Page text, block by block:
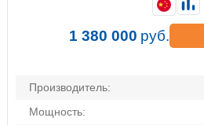
Производитель:
Мощность:
1 380 000 руб.